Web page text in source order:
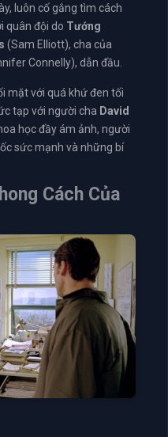
luôn cố gắng tìm cách
quân đội do Tướng
(Sam Elliott), cha của
Connelly), dẫn đầu.
mặt với quá khứ đen tối
tạp với người cha David
học đầy ám ảnh, người
sức mạnh và những bí
Cách Của